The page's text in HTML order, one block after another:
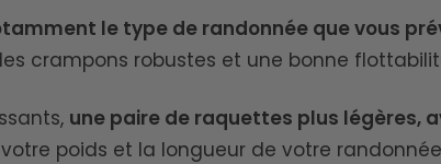
le type de randonnée que vous
crampons robustes et une bonne
une paire de raquettes plus légères,
poids et la longueur de votre